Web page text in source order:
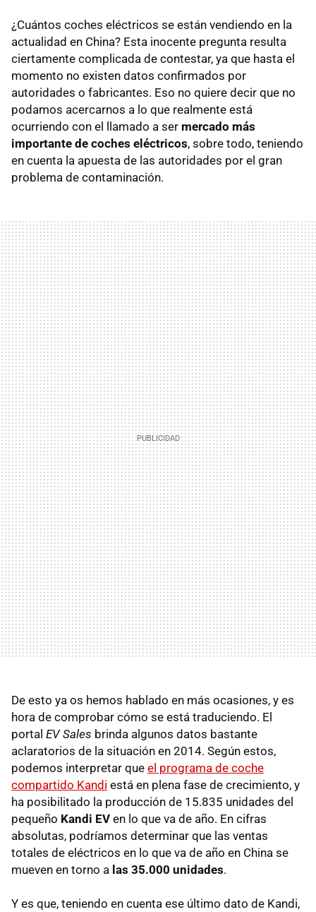
¿Cuántos coches eléctricos se están vendiendo en la
actualidad en China? Esta inocente pregunta resulta
ciertamente complicada de contestar, ya que hasta el
momento no existen datos confirmados por
autoridades o fabricantes. Eso no quiere decir que no
podamos acercarnos a lo que realmente está
ocurriendo con el llamado a ser mercado más
importante de coches eléctricos, sobre todo, teniendo
en cuenta la apuesta de las autoridades por el gran
problema de contaminación.
De esto ya os hemos hablado en más ocasiones, y es
hora de comprobar cómo se está traduciendo. El
portal EV Sales brinda algunos datos bastante
aclaratorios de la situación en 2014. Según estos,
podemos interpretar que el programa de coche
compartido Kandi está en plena fase de crecimiento, y
ha posibilitado la producción de 15.835 unidades del
pequeño Kandi EV en lo que va de año. En cifras
absolutas, podríamos determinar que las ventas
totales de eléctricos en lo que va de año en China se
mueven en torno a las 35.000 unidades.
Y es que, teniendo en cuenta ese último dato de Kandi,